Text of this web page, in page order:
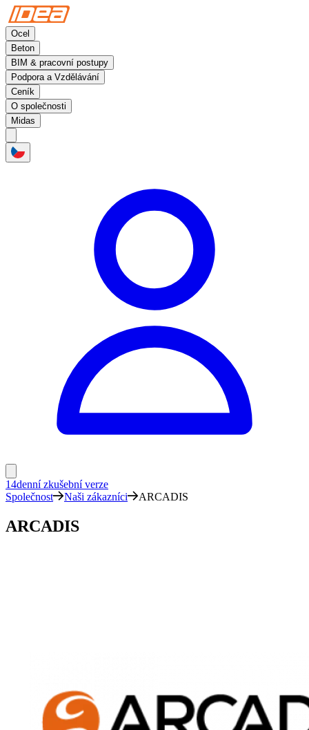
Ocel
Beton
BIM & pracovní postupy
Podpora a Vzdělávání
Ceník
O společnosti
Midas
14denní zkušební verze
Společnost
Naši zákazníci ARCADIS
ARCADIS